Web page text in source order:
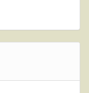
写雨
刘禹锡